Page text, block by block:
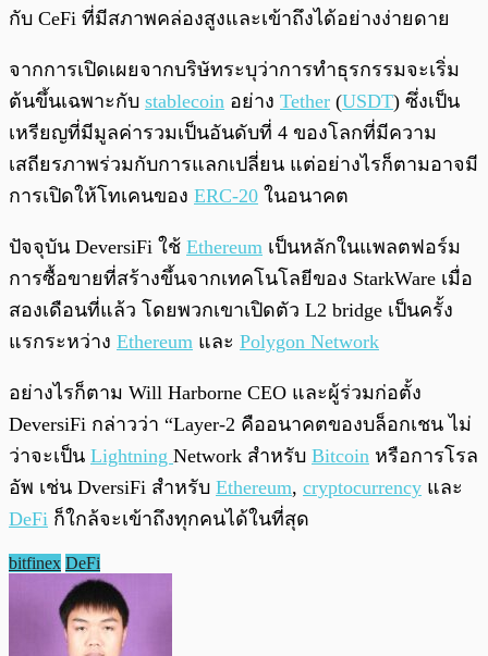
กับ CeFi ที่มีสภาพคล่องสูงและเข้าถึงได้อย่างง่ายดาย
จากการเปิดเผยจากบริษัทระบุว่าการทำธุรกรรมจะเริ่ม
ต้นขึ้นเฉพาะกับ stablecoin อย่าง Tether (USDT) ซึ่งเป็น
เหรียญที่มีมูลค่ารวมเป็นอันดับที่ 4 ของโลกที่มีความ
เสถียรภาพร่วมกับการแลกเปลี่ยน แต่อย่างไรก็ตามอาจมี
การเปิดให้โทเคนของ ERC-20 ในอนาคต
ปัจจุบัน DeversiFi ใช้ Ethereum เป็นหลักในแพลตฟอร์ม
การซื้อขายที่สร้างขึ้นจากเทคโนโลยีของ StarkWare เมื่อ
สองเดือนที่แล้ว โดยพวกเขาเปิดตัว L2 bridge เป็นครั้ง
แรกระหว่าง Ethereum และ Polygon Network
อย่างไรก็ตาม Will Harborne CEO และผู้ร่วมก่อตั้ง
DeversiFi กล่าวว่า “Layer-2 คืออนาคตของบล็อกเชน ไม่
ว่าจะเป็น Lightning Network สำหรับ Bitcoin หรือการโรล
อัพ เช่น DversiFi สำหรับ Ethereum, cryptocurrency และ
DeFi ก็ใกล้จะเข้าถึงทุกคนได้ในที่สุด
bitfinex DeFi